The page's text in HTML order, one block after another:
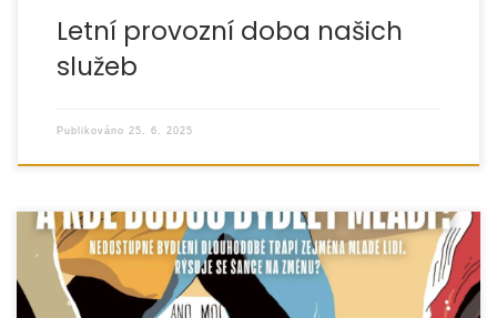
Letní provozní doba našich
služeb
Publikováno 25. 6. 2025